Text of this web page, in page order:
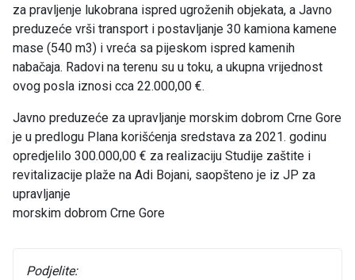
za pravljenje lukobrana ispred ugroženih objekata, a Javno
preduzeće vrši transport i postavljanje 30 kamiona kamene
mase (540 m3) i vreća sa pijeskom ispred kamenih
nabačaja. Radovi na terenu su u toku, a ukupna vrijednost
ovog posla iznosi cca 22.000,00 €.
Javno preduzeće za upravljanje morskim dobrom Crne Gore
je u predlogu Plana korišćenja sredstava za 2021. godinu
opredjelilo 300.000,00 € za realizaciju Studije zaštite i
revitalizacije plaže na Adi Bojani, saopšteno je iz JP za
upravljanje
morskim dobrom Crne Gore
Podjelite: